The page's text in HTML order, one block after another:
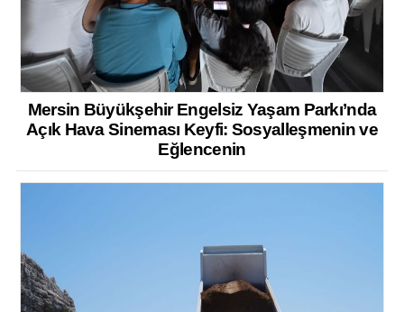
Mersin Büyükşehir Engelsiz Yaşam Parkı’nda
Açık Hava Sineması Keyfi: Sosyalleşmenin ve
Eğlencenin